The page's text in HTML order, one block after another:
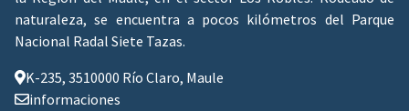
naturaleza, se encuentra a pocos kilómetros del Parque
Nacional Radal Siete Tazas.
K-235, 3510000 Río Claro, Maule
informaciones